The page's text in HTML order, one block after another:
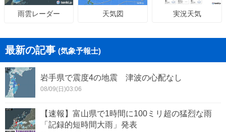
雨雲レーダー 天気図 実況天気
最新の記事 (気象予報士)
岩手県で震度4の地震 津波の心配なし
08/09(日)03:06
【速報】富山県で1時間に100ミリ超の猛烈な雨
「記録的短時間大雨」発表